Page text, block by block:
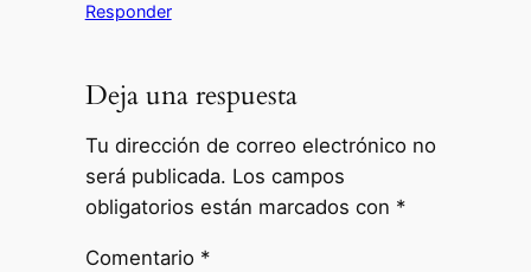
Responder
Deja una respuesta
Tu dirección de correo electrónico no
será publicada. Los campos
obligatorios están marcados con *
Comentario *